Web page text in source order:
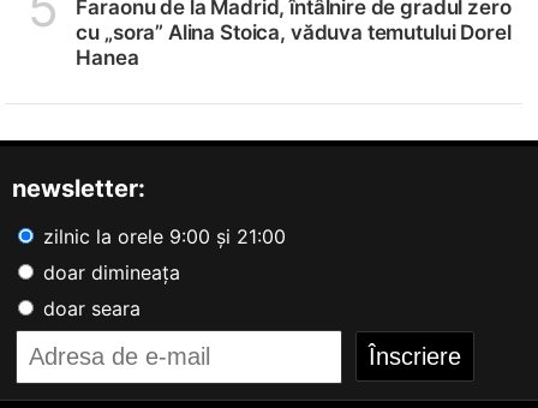
Faraonu de la Madrid, întâlnire de gradul zero
cu „sora” Alina Stoica, văduva temutului Dorel
Hanea
newsletter:
zilnic la orele 9:00 și 21:00
doar dimineața
doar seara